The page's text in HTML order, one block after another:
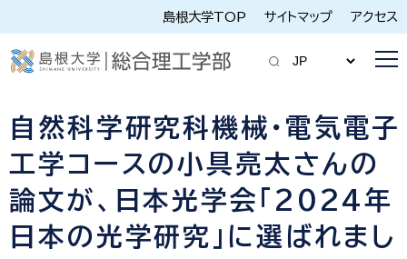
島根大学TOP サイトマップ アクセス
自然科学研究科機械・電気電子
工学コースの小具亮太さんの
論文が、日本光学会「2024年
日本の光学研究」に選ばれまし